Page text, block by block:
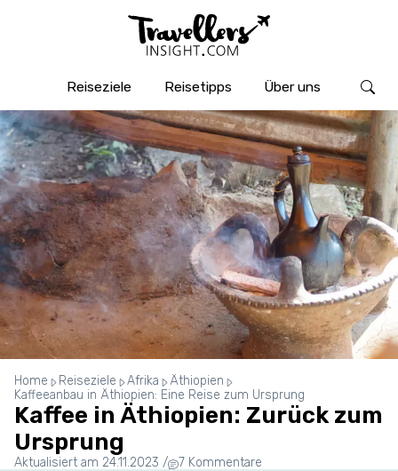
Reiseziele Reisetipps Über uns
Home Reiseziele Afrika
Äthiopien
Kaffeeanbau in Äthiopien: Eine Reise zum Ursprung
Kaffee in Äthiopien: Zurück zum
Ursprung
Aktualisiert am 24.11.2023 / 7 Kommentare